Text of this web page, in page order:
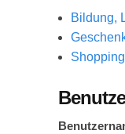
Bildung,